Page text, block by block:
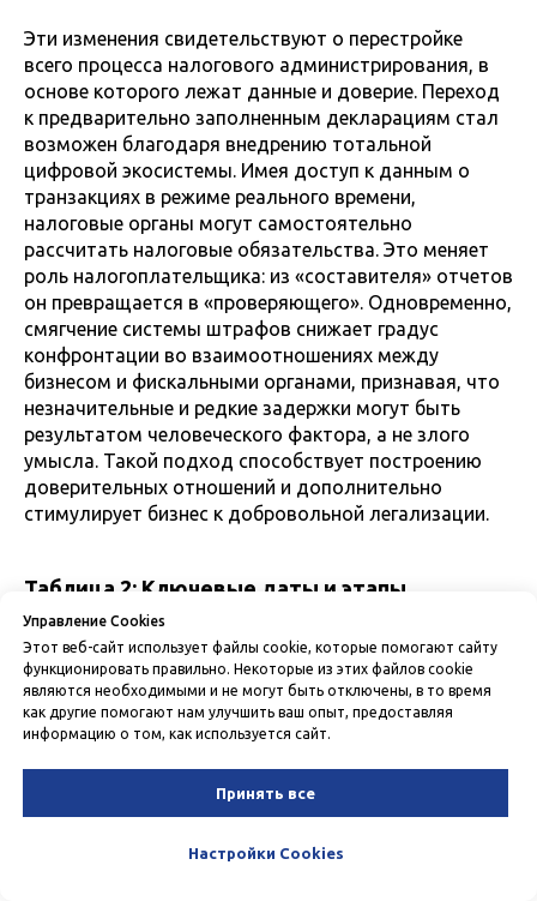
Эти изменения свидетельствуют о перестройке
всего процесса налогового администрирования, в
основе которого лежат данные и доверие. Переход
к предварительно заполненным декларациям стал
возможен благодаря внедрению тотальной
цифровой экосистемы. Имея доступ к данным о
транзакциях в режиме реального времени,
налоговые органы могут самостоятельно
рассчитать налоговые обязательства. Это меняет
роль налогоплательщика: из «составителя» отчетов
он превращается в «проверяющего». Одновременно,
смягчение системы штрафов снижает градус
конфронтации во взаимоотношениях между
бизнесом и фискальными органами, признавая, что
незначительные и редкие задержки могут быть
результатом человеческого фактора, а не злого
умысла. Такой подход способствует построению
доверительных отношений и дополнительно
стимулирует бизнес к добровольной легализации.
Таблица 2: Ключевые даты и этапы
внедрения реформы для предпринимателей
Дата / Период Событие / Изменение
Обязательное
технологии «Tap to Pay»
для розничной
Запуск пилотного
Управление Cookies
Этот веб-сайт использует файлы cookie, которые помогают сайту
функционировать правильно. Некоторые из этих файлов cookie
являются необходимыми и не могут быть отключены, в то время
как другие помогают нам улучшить ваш опыт, предоставляя
информацию о том, как используется сайт.
Принять все
Настройки Cookies